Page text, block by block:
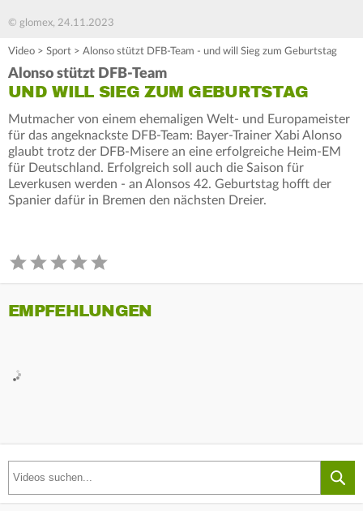
© glomex, 24.11.2023
Video > Sport > Alonso stützt DFB-Team - und will Sieg zum Geburtstag
Alonso stützt DFB-Team
UND WILL SIEG ZUM GEBURTSTAG
Mutmacher von einem ehemaligen Welt- und Europameister
für das angeknackste DFB-Team: Bayer-Trainer Xabi Alonso
glaubt trotz der DFB-Misere an eine erfolgreiche Heim-EM
für Deutschland. Erfolgreich soll auch die Saison für
Leverkusen werden - an Alonsos 42. Geburtstag hofft der
Spanier dafür in Bremen den nächsten Dreier.
EMPFEHLUNGEN